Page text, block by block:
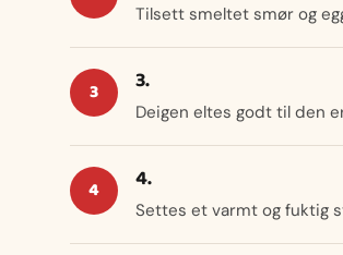
Tilsett smeltet smør og
3.
Deigen eltes godt til den
4.
Settes et varmt og fuktig